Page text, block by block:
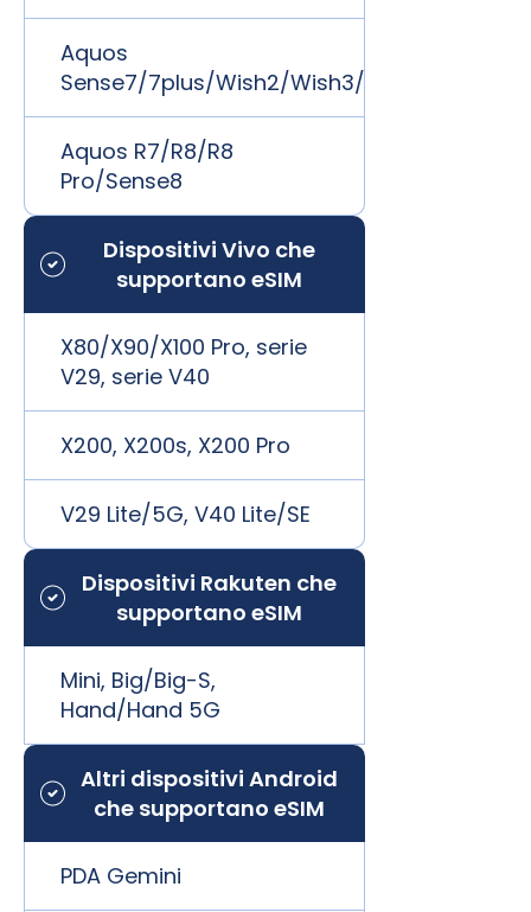
Aquos
Sense7/7plus/Wish2/Wish3/zero6/R7/R8
Aquos R7/R8/R8
Pro/Sense8
Dispositivi Vivo che
supportano eSIM
X80/X90/X100 Pro, serie
V29, serie V40
X200, X200s, X200 Pro
V29 Lite/5G, V40 Lite/SE
Dispositivi Rakuten che
supportano eSIM
Mini, Big/Big-S,
Hand/Hand 5G
Altri dispositivi Android
che supportano eSIM
PDA Gemini